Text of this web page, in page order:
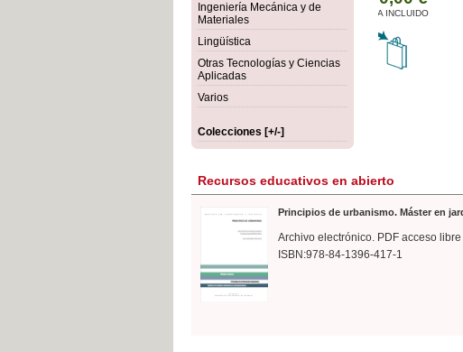
Ingeniería Mecánica y de
Materiales
Lingüística
Otras Tecnologías y Ciencias
Aplicadas
Varios
Colecciones [+/-]
Recursos educativos en abierto
Principios de urbanismo. Máster en
Archivo electrónico. PDF acceso libre
ISBN:978-84-1396-417-1